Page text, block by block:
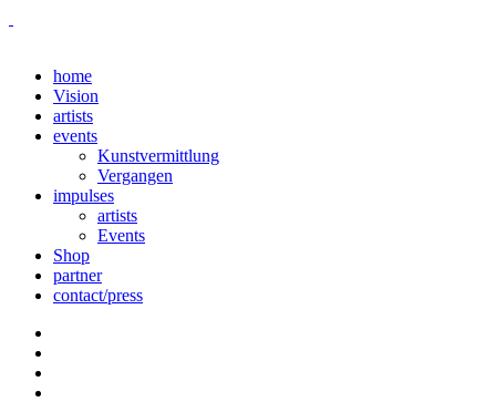
home
Vision
artists
events
Kunstvermittlung
Vergangen
impulses
artists
Events
Shop
partner
contact/press